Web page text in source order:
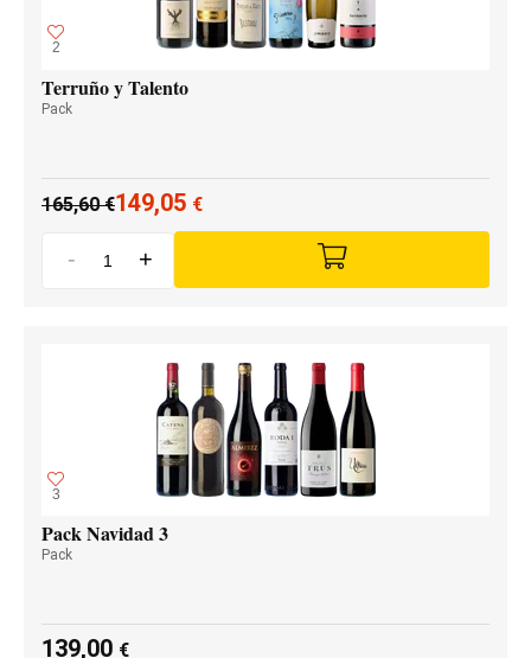
2
Terruño y Talento
Pack
165,60€149,05 €
- +
3
Pack Navidad 3
Pack
139,00 €